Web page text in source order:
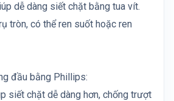
dễ dàng siết chặt bằng tua vít.
tròn, có thể ren suốt hoặc ren
đầu bằng Phillips:
siết chặt dễ dàng hơn, chống trượt